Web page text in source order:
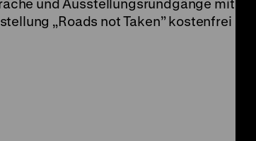
und Ausstellungsrundgänge mit den
„Roads not Taken” kostenfrei